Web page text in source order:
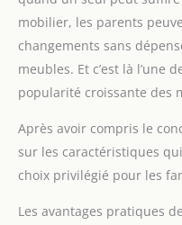
mobilier, les parents
changements sans
meubles. Et c’est là l’une
popularité croissante des
Après avoir compris le
sur les caractéristiques
choix privilégié pour les
Les avantages pratiques